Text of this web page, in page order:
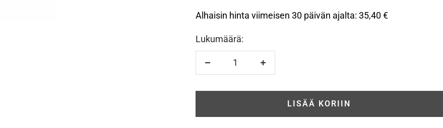
Alhaisin hinta viimeisen 30 päivän ajalta: 35,40 €
Lukumäärä:
LISÄÄ KORIIN